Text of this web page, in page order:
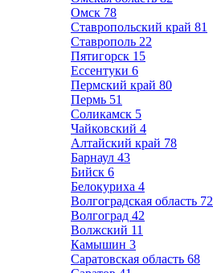
Омск 78
Ставропольский край 81
Ставрополь 22
Пятигорск 15
Ессентуки 6
Пермский край 80
Пермь 51
Соликамск 5
Чайковский 4
Алтайский край 78
Барнаул 43
Бийск 6
Белокуриха 4
Волгоградская область 72
Волгоград 42
Волжский 11
Камышин 3
Саратовская область 68